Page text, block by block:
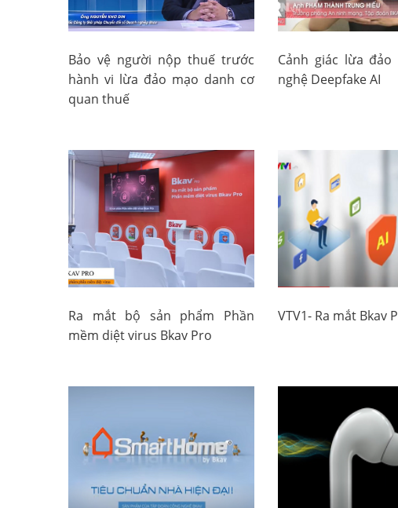
Bảo vệ người nộp thuế trước
hành vi lừa đảo mạo danh cơ
quan thuế
Cảnh giác lừa đảo
nghệ Deepfake AI
Ra mắt bộ sản phẩm Phần
mềm diệt virus Bkav Pro
VTV1- Ra mắt Bkav